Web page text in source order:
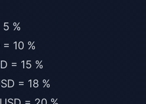
%
10 %
= 15 %
= 18 %